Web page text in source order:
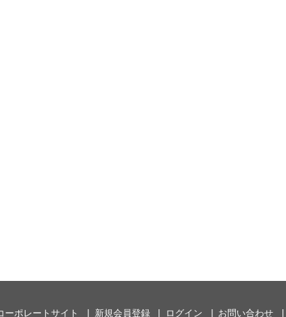
ーポレートサイト 新規会員登録 ログイン お問い合わせ